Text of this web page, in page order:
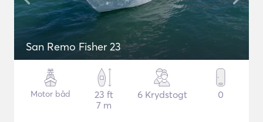
San Remo Fisher 23
Motor båd
23 ft
7 m
6 Krydstogt 0